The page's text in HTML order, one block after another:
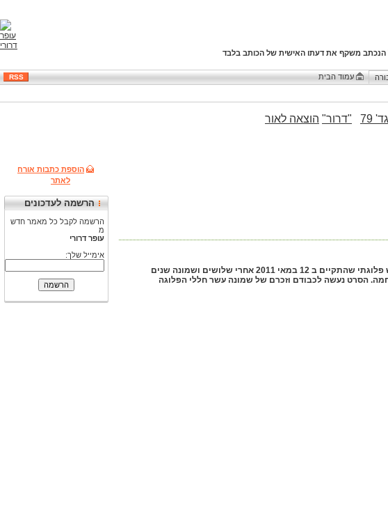
הנכתב משקף את דעתו האישית של הכותב בלבד
RSS עמוד הבית
הוספת כתבות אורח
לאתר
הרשמה לעדכונים
הרשמה לקבל כל מאמר חדש
מ
עופר דרורי
אימייל שלך:
79 "דרור" הוצאה לאור
הסרט: "כעוף החול" - סיפורם של לוחמי פלוגה י' מגדוד 79 במלחמת יום הכיפורים (בחזית סיני) הוכן לקראת מפגש פלוגתי שהתקיים ב 12 במאי 2011 אחרי שלושים ושמונה שנים
מביא את סיפורם של לוחמי הפלוגה מגיוסם בפברואר 1973 ועד לאחר המלחמה. הסרט נעשה לכבודם וזכרם של שמונה עשר חללי הפלוגה